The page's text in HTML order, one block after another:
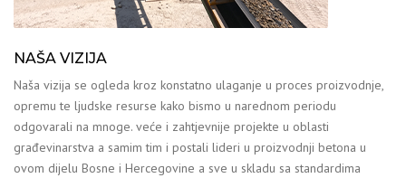
NAŠA VIZIJA
Naša vizija se ogleda kroz konstatno ulaganje u proces proizvodnje,
opremu te ljudske resurse kako bismo u narednom periodu
odgovarali na mnoge. veće i zahtjevnije projekte u oblasti
građevinarstva a samim tim i postali lideri u proizvodnji betona u
ovom dijelu Bosne i Hercegovine a sve u skladu sa standardima